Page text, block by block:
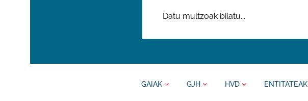
GAIAK GJH HVD ENTITATEAK